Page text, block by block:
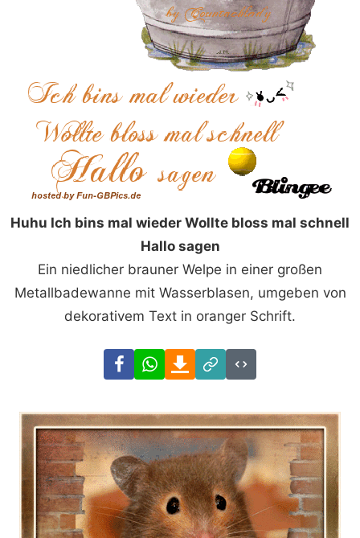
Huhu Ich bins mal wieder Wollte bloss mal schnell
Hallo sagen
Ein niedlicher brauner Welpe in einer großen
Metallbadewanne mit Wasserblasen, umgeben von
dekorativem Text in oranger Schrift.
FacebookWhatsAppDownload
Link
Code